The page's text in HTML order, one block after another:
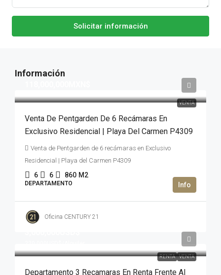
Solicitar información
VENTA
Venta De Pentgarden De 6 Recámaras En
Exclusivo Residencial | Playa Del Carmen P4309
Venta de Pentgarden de 6 recámaras en Exclusivo
Residencial | Playa del Carmen P4309
6 6 860 M2
DEPARTAMENTO
Oficina CENTURY 21
RENTA VENTA
Departamento 3 Recamaras En Renta Frente Al